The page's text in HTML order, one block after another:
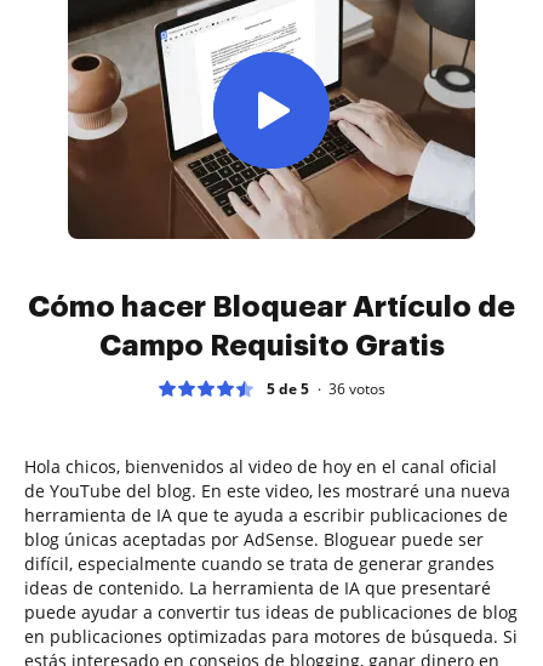
Cómo hacer Bloquear Artículo de
Campo Requisito Gratis
5 de 5 36votos
Hola chicos, bienvenidos al video de hoy en el canal oficial
de YouTube del blog. En este video, les mostraré una nueva
herramienta de IA que te ayuda a escribir publicaciones de
blog únicas aceptadas por AdSense. Bloguear puede ser
difícil, especialmente cuando se trata de generar grandes
ideas de contenido. La herramienta de IA que presentaré
puede ayudar a convertir tus ideas de publicaciones de blog
en publicaciones optimizadas para motores de búsqueda. Si
estás interesado en consejos de blogging, ganar dinero en